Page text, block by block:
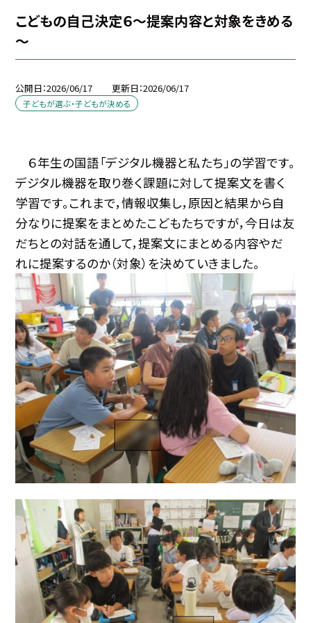
こどもの自己決定６～提案内容と対象をきめる
～
公開日 2026/06/17 更新日 2026/06/17
子どもが選ぶ・子どもが決める
６年生の国語「デジタル機器と私たち」の学習です。
デジタル機器を取り巻く課題に対して提案文を書く
学習です。これまで，情報収集し，原因と結果から自
分なりに提案をまとめたこどもたちですが，今日は友
だちとの対話を通して，提案文にまとめる内容やだ
れに提案するのか（対象）を決めていきました。